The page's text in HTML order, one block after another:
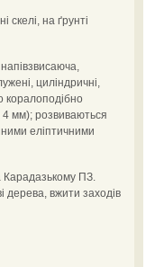
скелі, на ґрунті
циліндричні,
коралоподібно
4 мм); розвиваються
еліптичними
Карадазькому ПЗ.
дерева, вжити заходів